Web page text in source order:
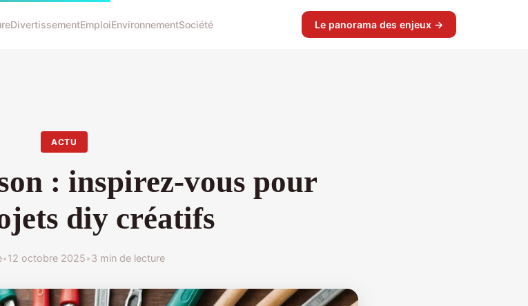
DivertissementEmploiEnvironnementSociété Le panorama des enjeux →
ACTU
: inspirez-vous pour
diy créatifs
•12 octobre 2025•3 min de lecture